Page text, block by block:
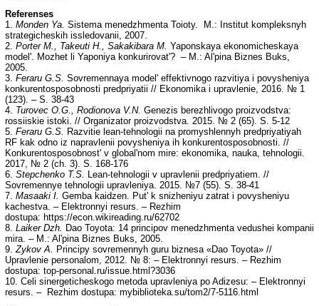
Referenses
1. Monden Ya. Sistema menedzhmenta Toioty. M.: Institut kompleksnyh
strategicheskih issledovanii, 2007.
2. Porter M., Takeuti H., Sakakibara M. Yaponskaya ekonomicheskaya
model'. Mozhet li Yaponiya konkurirovat'? – M.: Al'pina Biznes Buks,
2005.
3. Feraru G.S. Sovremennaya model' effektivnogo razvitiya i povysheniya
konkurentosposobnosti predpriyatii // Ekonomika i upravlenie, 2016. № 1
(123). – S. 38-43
4. Turovec O.G., Rodionova V.N. Genezis berezhlivogo proizvodstva:
rossiiskie istoki. // Organizator proizvodstva. 2015. № 2 (65). S. 5-12
5. Feraru G.S.
Razvitie lean-tehnologii na promyshlennyh predpriyatiyah
RF kak odno iz napravlenii povysheniya ih konkurentosposobnosti. //
Konkurentosposobnost' v global'nom mire: ekonomika, nauka, tehnologii.
2017, № 2 (ch. 3). S. 168-176
6. Stepchenko T.S.
Lean-tehnologii v upravlenii predpriyatiem. //
Sovremennye tehnologii upravleniya. 2015. №7 (55). S. 38-41
7. Masaaki I. Gemba kaidzen. Put' k snizheniyu zatrat i povysheniyu
kachestva. – Elektronnyi resurs. – Rezhim
dostupa: https://econ.wikireading.ru/62702
8. Laiker Dzh.
Dao Toyota: 14 principov menedzhmenta vedushei kompanii
mira. – M.: Al'pina Biznes Buks, 2005.
9. Zykov A.
Principy sovremennyh guru biznesa «Dao Toyota» //
Upravlenie personalom, 2012. № 8: – Elektronnyi resurs. – Rezhim
dostupa: top-personal.ru/issue.html?3036
10. Celi sinergeticheskogo metoda upravleniya po Adizesu: – Elektronnyi
resurs. – Rezhim dostupa: mybiblioteka.su/tom2/7-5116.html